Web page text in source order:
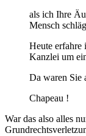
als ich Ihre
Mensch
Heute erfahre
Kanzlei um
Da waren Sie
Chapeau !
War das also alles